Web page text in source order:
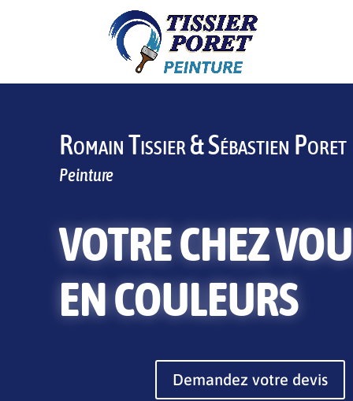
Romain Tissier & Sébastien Poret
Peinture
VOTRE CHEZ
EN COULEURS
Demandez votre devis